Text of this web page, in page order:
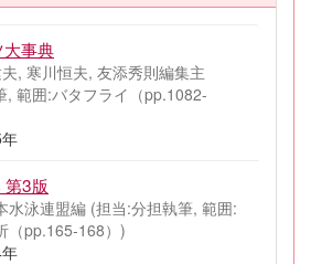
事典
, 寒川恒夫, 友添秀則編集主
, 範囲:バタフライ（pp.1082-
第3版
水泳連盟編 (担当:分担執筆, 範囲:
（pp.165-168）)